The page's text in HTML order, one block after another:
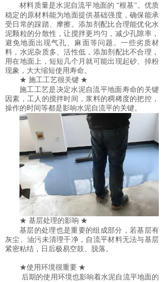
材料质量是水泥自流平地面的 “根基”。优质
稳定的原材料能为地面提供基础强度，确保能承
受日常的踩踏、摩擦。添加剂配比合理能优化水
泥颗粒的分散性，让搅拌更均匀，减少孔隙率，
避免地面出现气孔、麻面等问题。一些劣质材
料，水泥杂质多、活性低，添加剂配比不合理，
用在地面上，短短几个月就可能出现起砂、掉粉
现象，大大缩短使用寿命。
★ 施工工艺很关键 ★
施工工艺是决定水泥自流平地面寿命的关键
因素，工人的搅拌时间，浆料的稠稀度的把控，
操作的时间等都是影响水泥自流平的关键。
★ 基层处理的影响 ★
基层的处理也是重要的组成部分，若基层有
灰尘、油污未清理干净，自流平材料无法与基层
紧密粘结，日后极易空鼓、脱落。
★使用环境很重要 ★
后期的使用环境也影响着水泥自流平地面的